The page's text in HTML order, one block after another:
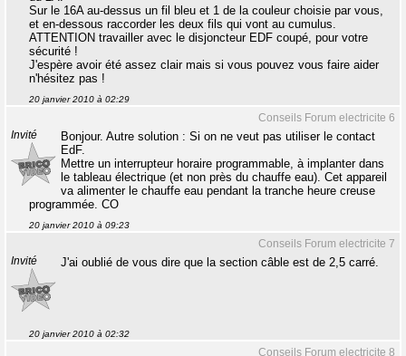
Sur le 16A au-dessus un fil bleu et 1 de la couleur choisie par vous,
et en-dessous raccorder les deux fils qui vont au cumulus.
ATTENTION travailler avec le disjoncteur EDF coupé, pour votre
sécurité !
J'espère avoir été assez clair mais si vous pouvez vous faire aider
n'hésitez pas !
20 janvier 2010 à 02:29
Conseils Forum electricite 6
Invité
Bonjour. Autre solution : Si on ne veut pas utiliser le contact
EdF.
Mettre un interrupteur horaire programmable, à implanter dans
le tableau électrique (et non près du chauffe eau). Cet appareil
va alimenter le chauffe eau pendant la tranche heure creuse
programmée. CO
20 janvier 2010 à 09:23
Conseils Forum electricite 7
Invité J'ai oublié de vous dire que la section câble est de 2,5 carré.
20 janvier 2010 à 02:32
Conseils Forum electricite 8